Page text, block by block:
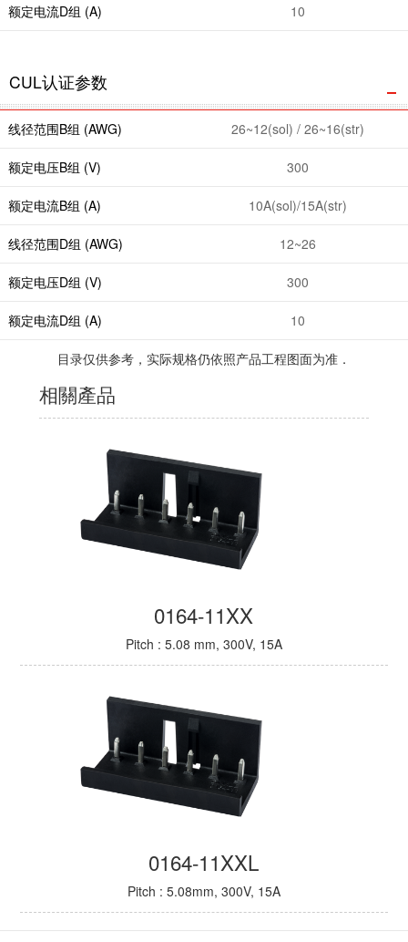
额定电流D组 (A) 10
CUL认证参数
线径范围B组 (AWG) 26~12(sol) / 26~16(str)
额定电压B组 (V) 300
额定电流B组 (A) 10A(sol)/15A(str)
线径范围D组 (AWG) 12~26
额定电压D组 (V) 300
额定电流D组 (A) 10
目录仅供参考，实际规格仍依照产品工程图面为准．
相關產品
0164-11XX
Pitch : 5.08 mm, 300V, 15A
0164-11XXL
Pitch : 5.08mm, 300V, 15A